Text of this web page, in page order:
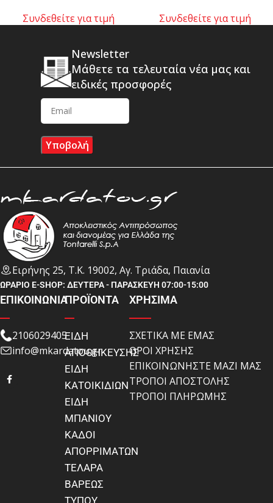
Συνδεθείτε για τιμή
Συνδεθείτε για τιμή
Newsletter
Μάθετε τα τελευταία νέα μας και
ειδικές προσφορές
Ειρήνης 25, Τ.Κ. 19002, Αγ. Τριάδα, Παιανία
ΩΡΑΡΙΟ E-SHOP: ΔΕΥΤΕΡΑ - ΠΑΡΑΣΚΕΥΗ 07:00-15:00
ΕΠΙΚΟΙΝΩΝΙΑ
2106029405
info@mkardatou.gr
ΠΡΟΪΟΝΤΑ
ΕΙΔΗ
ΑΠΟΘΗΚΕΥΣΗΣ
ΕΙΔΗ
ΚΑΤΟΙΚΙΔΙΩΝ
ΕΙΔΗ
ΜΠΑΝΙΟΥ
ΚΑΔΟΙ
ΑΠΟΡΡΙΜΑΤΩΝ
ΤΕΛΑΡΑ
ΒΑΡΕΩΣ
ΤΥΠΟΥ
ΧΡΗΣΙΜΑ
ΣΧΕΤΙΚΑ ΜΕ ΕΜΑΣ
ΟΡΟΙ ΧΡΗΣΗΣ
ΕΠΙΚΟΙΝΩΝΗΣΤΕ ΜΑΖΙ ΜΑΣ
ΤΡΟΠΟΙ ΑΠΟΣΤΟΛΗΣ
ΤΡΟΠΟΙ ΠΛΗΡΩΜΗΣ